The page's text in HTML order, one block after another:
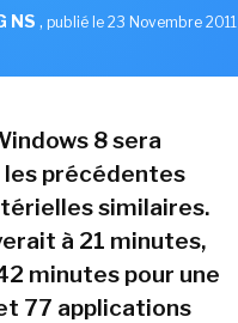
NS , publié le 23 Novembre 2011
8 sera
les précédentes
similaires.
à 21 minutes,
minutes pour une
77 applications